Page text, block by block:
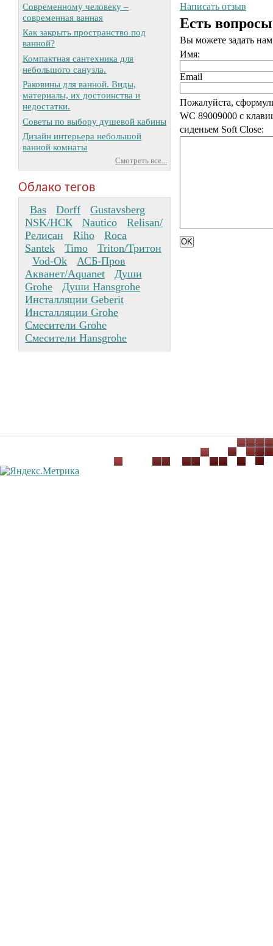
Современному человеку –
современная ванная
Как закрыть пространство под
ванной?
Компактная сантехника для
небольшого санузла.
Раковины для ванной. Виды,
материалы, их достоинства и
недостатки.
Советы по выбору душевой кабины
Дизайн интерьера небольшой
ванной комнаты
Смотреть все...
Облако тегов
Bas Dorff
Gustavsberg
NSK/НСК
Nautico
Relisan/
Релисан
Riho
Roca
Santek
Timo
Triton/Тритон
Vod-Ok
АСБ-Пров
Акванет/Aquanet
Души
Grohe
Души Hansgrohe
Инсталляции Geberit
Инсталляции Grohe
Смесители Grohe
Смесители Hansgrohe
Написать отзыв
Есть
Вы можете задать
Имя:
Email
Пожалуйста,
WC 89009000 с
сиденьем Soft Close: